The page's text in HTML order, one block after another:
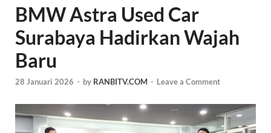
BMW Astra Used Car
Surabaya Hadirkan Wajah
Baru
28 Januari 2026 - by RANBITV.COM - Leave a Comment